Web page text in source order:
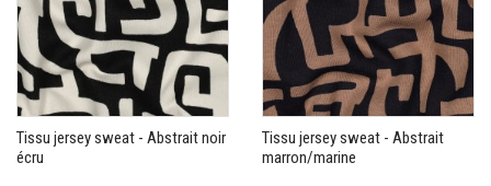
Tissu jersey sweat - Abstrait noir
écru
Tissu jersey sweat - Abstrait
marron/marine